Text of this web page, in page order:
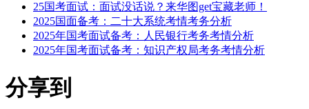
25国考面试：面试没话说？来华图get宝藏老师！
2025国面备考：二十大系统考情考务分析
2025年国考面试备考：人民银行考务考情分析
2025年国考面试备考：知识产权局考务考情分析
分享到